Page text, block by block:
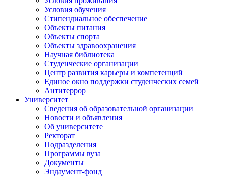
Условия обучения
Стипендиальное обеспечение
Объекты питания
Объекты спорта
Объекты здравоохранения
Научная библиотека
Студенческие организации
Центр развития карьеры и компетенций
Единое окно поддержки студенческих семей
Антитеррор
Университет
Сведения об образовательной организации
Новости и объявления
Об университете
Ректорат
Подразделения
Программы вуза
Документы
Эндаумент-фонд